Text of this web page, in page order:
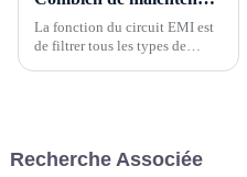
La fonction du circuit EMI est
de filtrer tous les types de
de commutation
Recherche Associée